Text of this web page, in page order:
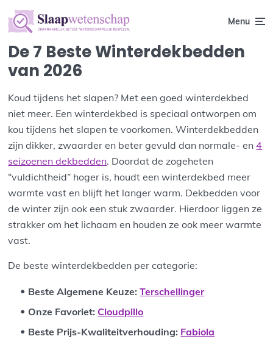
Menu
De 7 Beste Winterdekbedden
van 2026
Koud tijdens het slapen? Met een goed winterdekbed
niet meer. Een winterdekbed is speciaal ontworpen om
kou tijdens het slapen te voorkomen. Winterdekbedden
zijn dikker, zwaarder en beter gevuld dan normale- en4
seizoenen dekbedden. Doordat de zogeheten
“vuldichtheid” hoger is, houdt een winterdekbed meer
warmte vast en blijft het langer warm. Dekbedden voor
de winter zijn ook een stuk zwaarder. Hierdoor liggen ze
strakker om het lichaam en houden ze ook meer warmte
vast.
De beste winterdekbedden per categorie:
Beste Algemene Keuze:Terschellinger
Onze Favoriet: Cloudpillo
Beste Prijs-Kwaliteitverhouding: Fabiola